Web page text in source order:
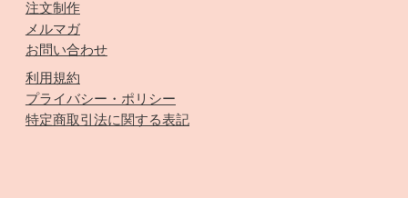
注文制作
メルマガ
お問い合わせ
利用規約
プライバシー・ポリシー
特定商取引法に関する表記